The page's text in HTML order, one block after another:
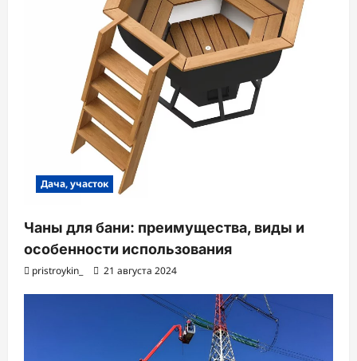
Дача, участок
Чаны для бани: преимущества, виды и
особенности использования
pristroykin_ 21 августа 2024